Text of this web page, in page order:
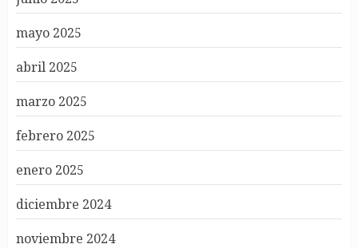
mayo 2025
abril 2025
marzo 2025
febrero 2025
enero 2025
diciembre 2024
noviembre 2024